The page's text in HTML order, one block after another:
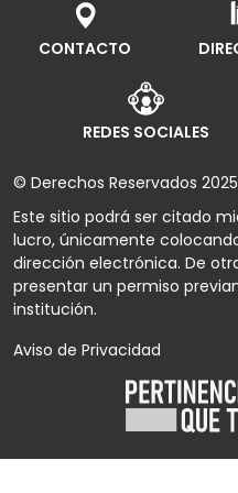
CONTACTO
REDES SOCIALES
© Derechos Reservados
Este sitio podrá ser citado
lucro, únicamente
dirección electrónica. De
presentar un permiso
institución.
Aviso de Privacidad